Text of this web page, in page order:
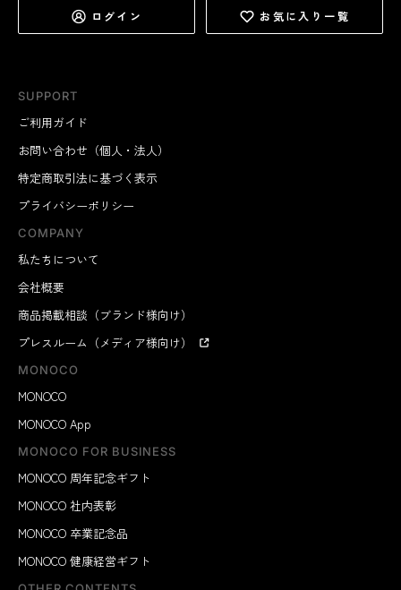
SUPPORT
ご利用ガイド
お問い合わせ（個人・法人）
特定商取引法に基づく表示
プライバシーポリシー
COMPANY
私たちについて
会社概要
商品掲載相談（ブランド様向け）
プレスルーム（メディア様向け）
MONOCO
MONOCO
MONOCO App
MONOCO FOR BUSINESS
MONOCO 周年記念ギフト
MONOCO 社内表彰
MONOCO 卒業記念品
MONOCO 健康経営ギフト
ログイン お気に入り一覧